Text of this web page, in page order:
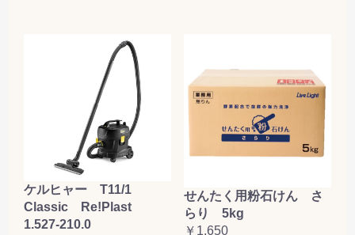
ケルヒャー T11/1
Classic Re!Plast
1.527-210.0
せんたく用粉石けん さ
らり 5kg
￥1,650